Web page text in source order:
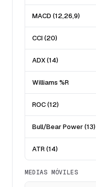
MACD (12,26,9)
CCI (20)
ADX (14)
Williams %R
ROC (12)
Bull/Bear Power (13)
ATR (14)
MEDIAS MÓVILES